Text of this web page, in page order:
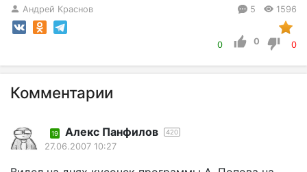
Андрей Краснов 5 1596
0 0 0
Комментарии
19 Алекс Панфилов 420
27.06.2007 10:27